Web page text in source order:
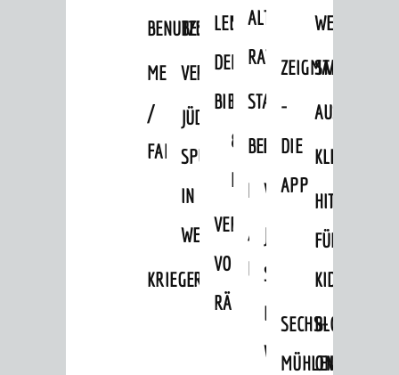
BENUTZUNG
MELDEKARTEI
/
FAMILIENFORSCHUNG
BESTANDSÜBERSICHT
VERÖFFENTLICHUNGEN
JÜDISCHE
SPUREN
IN
WEINHEIM
KRIEGERDENKMAL
LEIHVERKEHR
DER
BIBLIOTHEK
SERVICE
FÜR
LEHRER/INNEN
&
ERZIEHER/INNEN
VERMIETUNG
VON
RÄUMEN
ALTEN
RATHAUS
STADTARCHIV
BENUTZUNG
MELDEKARTEI
/
FAMILIENFORSCHUNG
JÜDISCHE
SPUREN
IN
WEINHEIM
WEG
ZEIGMAL
-
DIE
APP
STADTTEILE
HITS
FÜR
KIDS
SECHS-
MÜHLEN-
BLOGGER
ON
sehenswert
Ausflugsziele
Tourist Information
Aktuelle Bauprojekte
Aktuelle Beteiligungen in der